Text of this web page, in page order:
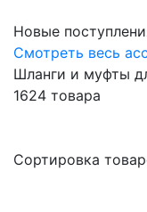
Новые
Смотреть весь
Шланги и муфты
1624 товара
Сортировка